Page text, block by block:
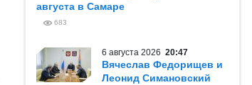
августа в Самаре
683
6 августа 2026 20:47
Вячеслав Федорищев и
Леонид Симановский